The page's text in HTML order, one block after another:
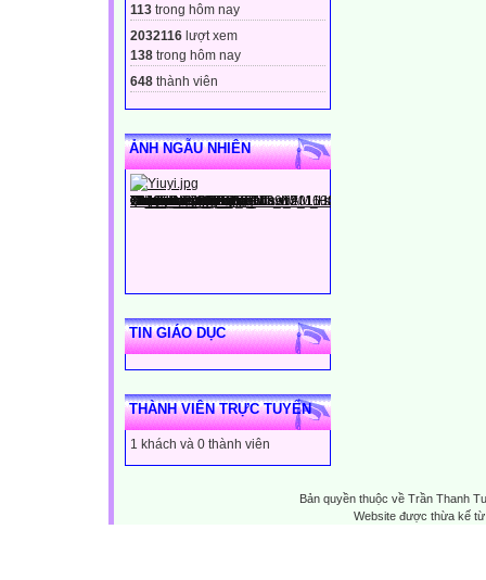
113 trong hôm nay
2032116 lượt xem
138 trong hôm nay
648 thành viên
ẢNH NGẪU NHIÊN
TIN GIÁO DỤC
THÀNH VIÊN TRỰC TUYẾN
1 khách và 0 thành viên
Bản quyền thuộc về Trần Thanh
Website được thừa kế